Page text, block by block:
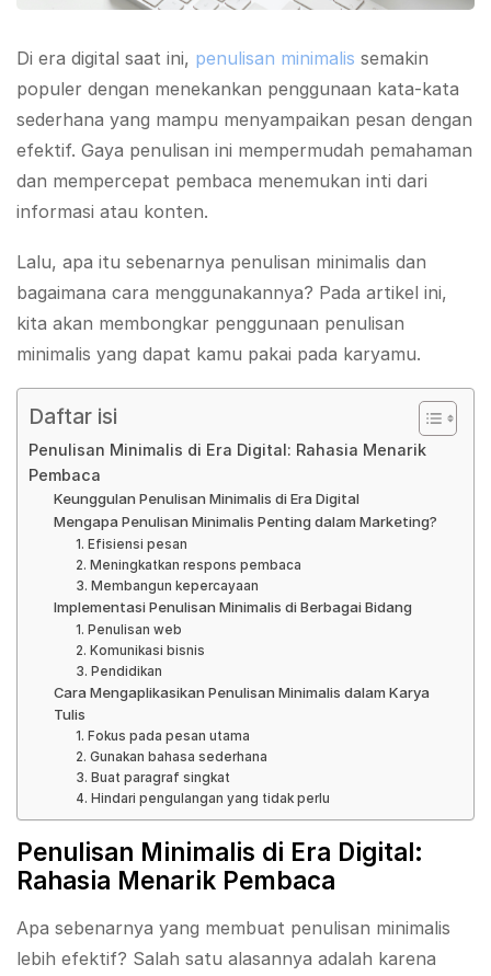
Di era digital saat ini, penulisan minimalis semakin
populer dengan menekankan penggunaan kata-kata
sederhana yang mampu menyampaikan pesan dengan
efektif. Gaya penulisan ini mempermudah pemahaman
dan mempercepat pembaca menemukan inti dari
informasi atau konten.
Lalu, apa itu sebenarnya penulisan minimalis dan
bagaimana cara menggunakannya? Pada artikel ini,
kita akan membongkar penggunaan penulisan
minimalis yang dapat kamu pakai pada karyamu.
Daftar isi
Penulisan Minimalis di Era Digital: Rahasia Menarik
Pembaca
Keunggulan Penulisan Minimalis di Era Digital
Mengapa Penulisan Minimalis Penting dalam Marketing?
1. Efisiensi pesan
2. Meningkatkan respons pembaca
3. Membangun kepercayaan
Implementasi Penulisan Minimalis di Berbagai Bidang
1. Penulisan web
2. Komunikasi bisnis
3. Pendidikan
Cara Mengaplikasikan Penulisan Minimalis dalam Karya
Tulis
1. Fokus pada pesan utama
2. Gunakan bahasa sederhana
3. Buat paragraf singkat
4. Hindari pengulangan yang tidak perlu
Penulisan Minimalis di Era Digital:
Rahasia Menarik Pembaca
Apa sebenarnya yang membuat penulisan minimalis
lebih efektif? Salah satu alasannya adalah karena